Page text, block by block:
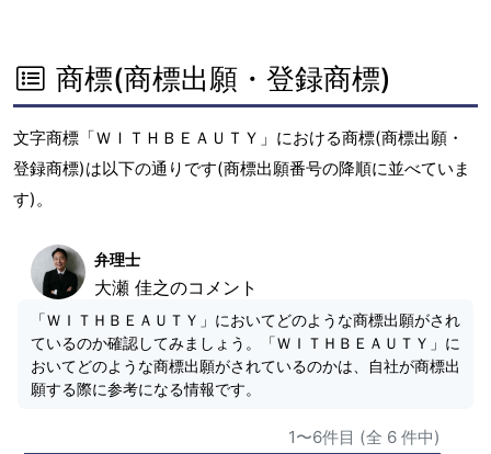
商標(商標出願・登録商標)
文字商標「ＷＩＴＨＢＥＡＵＴＹ」における商標(商標出願・
登録商標)は以下の通りです(商標出願番号の降順に並べていま
す)。
弁理士
大瀬 佳之のコメント
「ＷＩＴＨＢＥＡＵＴＹ」においてどのような商標出願がされ
ているのか確認してみましょう。「ＷＩＴＨＢＥＡＵＴＹ」に
おいてどのような商標出願がされているのかは、自社が商標出
願する際に参考になる情報です。
1〜6件目 (全 6 件中)